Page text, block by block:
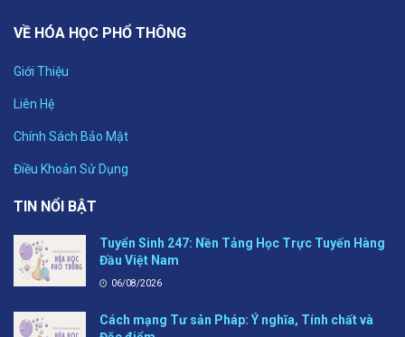
VỀ HÓA HỌC PHỔ THÔNG
Giới Thiệu
Liên Hệ
Chính Sách Bảo Mật
Điều Khoản Sử Dụng
TIN NỔI BẬT
Tuyển Sinh 247: Nền Tảng Học Trực Tuyến Hàng
Đầu Việt Nam
06/08/2026
Cách mạng Tư sản Pháp: Ý nghĩa, Tính chất và